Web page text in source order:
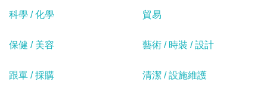
科學 / 化學 貿易
保健 / 美容 藝術 / 時裝 / 設計
跟單 / 採購 清潔 / 設施維護